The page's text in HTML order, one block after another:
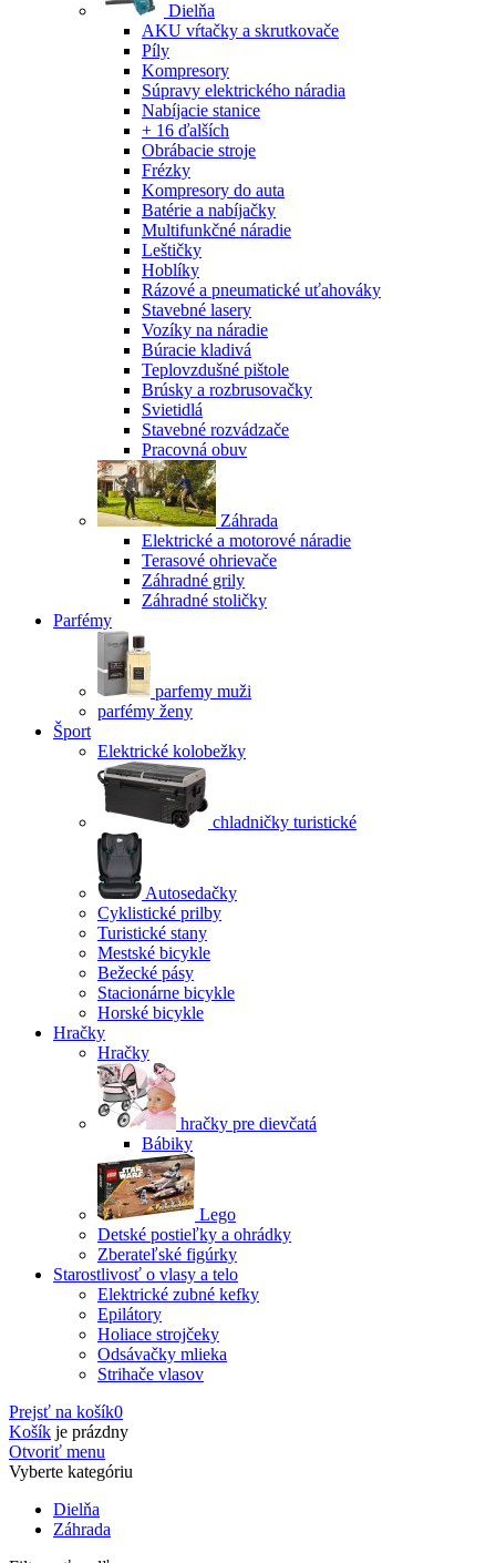
Dielňa
AKU vŕtačky a skrutkovače
Píly
Kompresory
Súpravy elektrického náradia
Nabíjacie stanice
+ 16 ďalších
Obrábacie stroje
Frézky
Kompresory do auta
Batérie a nabíjačky
Multifunkčné náradie
Leštičky
Hoblíky
Rázové a pneumatické uťahováky
Stavebné lasery
Vozíky na náradie
Búracie kladivá
Teplovzdušné pištole
Brúsky a rozbrusovačky
Svietidlá
Stavebné rozvádzače
Pracovná obuv
Záhrada
Elektrické a motorové náradie
Terasové ohrievače
Záhradné grily
Záhradné stoličky
Parfémy
parfemy muži
parfémy ženy
Šport
Elektrické kolobežky
chladničky turistické
Autosedačky
Cyklistické prilby
Turistické stany
Mestské bicykle
Bežecké pásy
Stacionárne bicykle
Horské bicykle
Hračky
Hračky
hračky pre dievčatá
Bábiky
Lego
Detské postieľky a ohrádky
Zberateľské figúrky
Starostlivosť o vlasy a telo
Elektrické zubné kefky
Epilátory
Holiace strojčeky
Odsávačky mlieka
Strihače vlasov
Prejsť na košík0
Košík je prázdny
Otvoriť menu
Vyberte kategóriu
Dielňa
Záhrada